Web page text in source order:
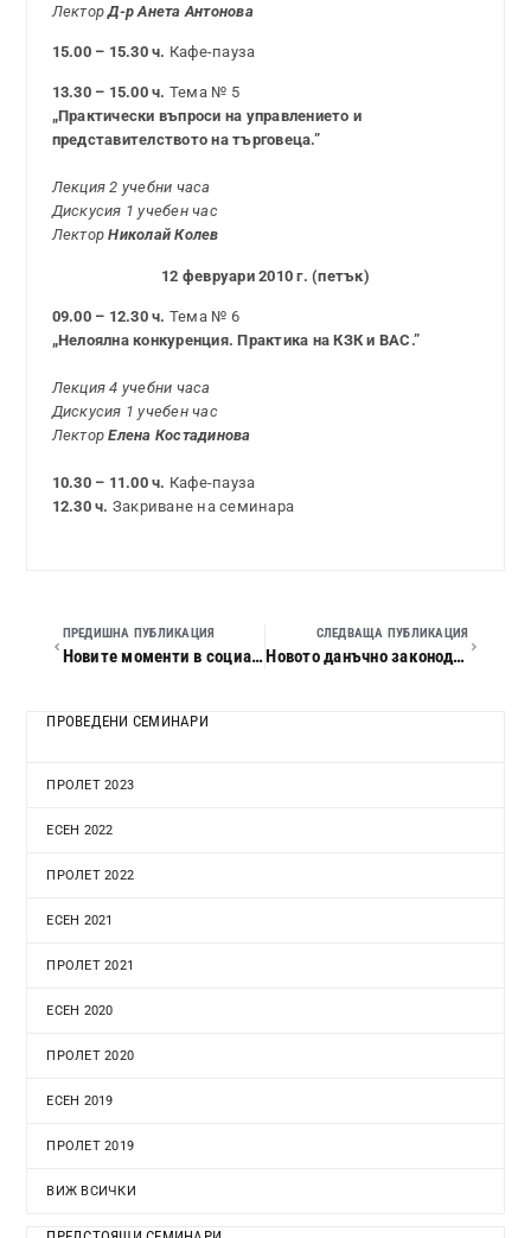
ЛекторД-р Анета Антонова
15.00 – 15.30 ч. Кафе-пауза
13.30 – 15.00 ч. Тема № 5
„Практически въпроси на управлението и
представителството на търговеца.”
Лекция 2 учебни часа
Дискусия 1 учебен час
ЛекторНиколай Колев
12 февруари 2010 г. (петък)
09.00 – 12.30 ч. Тема № 6
„Нелоялна конкуренция. Практика на КЗК и ВАС.”
Лекция 4 учебни часа
Дискусия 1 учебен час
ЛекторЕлена Костадинова
10.30 – 11.00 ч. Кафе-пауза
12.30 ч. Закриване на семинара
ПРЕДИШНА ПУБЛИКАЦИЯ
Новите моменти в социалното осигуряване, здравното осигуряване и трудовите отношения през 2010 г.
СЛЕДВАЩА ПУБЛИКАЦИЯ
Новото данъчно законодателство през 2010 г. Данъчно облагане и счетоводно приключване на 2009 г.
ПРОВЕДЕНИ СЕМИНАРИ
ПРОЛЕТ 2023
ЕСЕН 2022
ПРОЛЕТ 2022
ЕСЕН 2021
ПРОЛЕТ 2021
ЕСЕН 2020
ПРОЛЕТ 2020
ЕСЕН 2019
ПРОЛЕТ 2019
ВИЖ ВСИЧКИ